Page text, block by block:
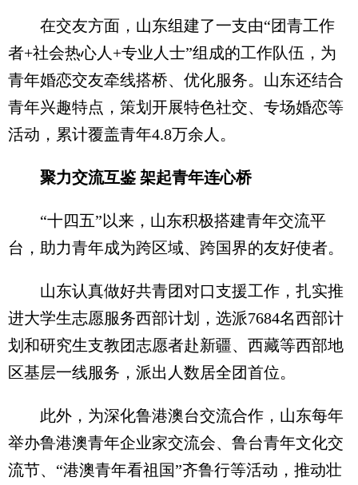
在交友方面，山东组建了一支由“团青工作
者+社会热心人+专业人士”组成的工作队伍，为
青年婚恋交友牵线搭桥、优化服务。山东还结合
青年兴趣特点，策划开展特色社交、专场婚恋等
活动，累计覆盖青年4.8万余人。
聚力交流互鉴 架起青年连心桥
“十四五”以来，山东积极搭建青年交流平
台，助力青年成为跨区域、跨国界的友好使者。
山东认真做好共青团对口支援工作，扎实推
进大学生志愿服务西部计划，选派7684名西部计
划和研究生支教团志愿者赴新疆、西藏等西部地
区基层一线服务，派出人数居全团首位。
此外，为深化鲁港澳台交流合作，山东每年
举办鲁港澳青年企业家交流会、鲁台青年文化交
流节、“港澳青年看祖国”齐鲁行等活动，推动壮